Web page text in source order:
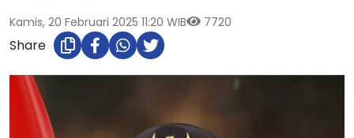
Kamis, 20 Februari 2025 11:20 WIB 7720
Share